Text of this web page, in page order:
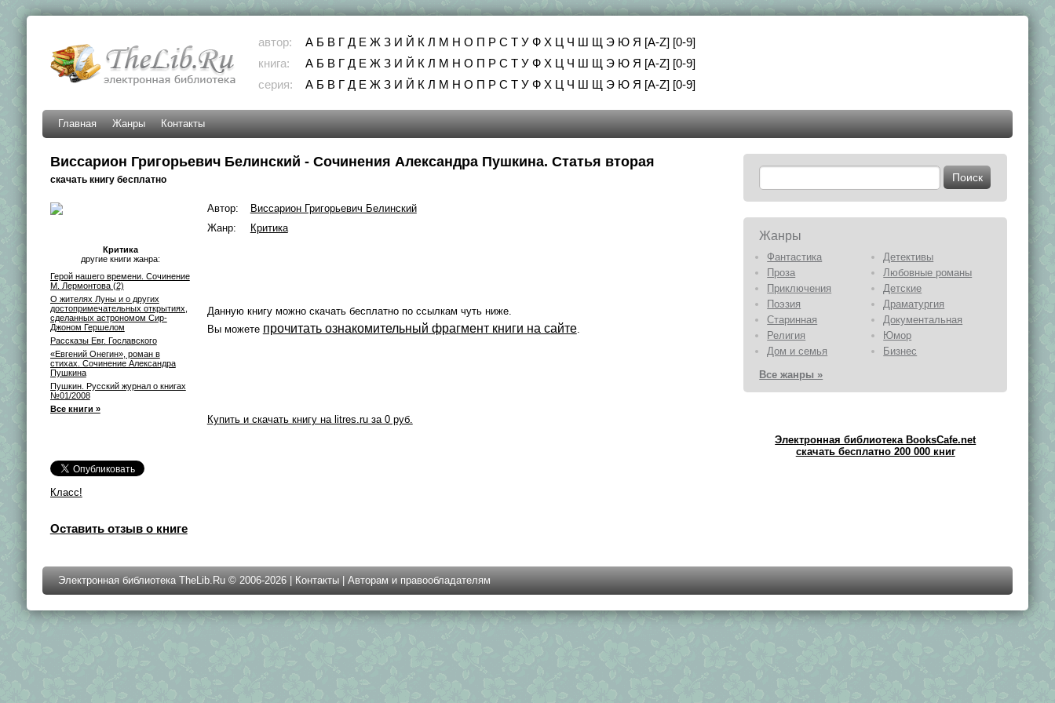
автор: А Б В Г Д Е Ж З И Й К Л М Н О П Р С Т У Ф Х Ц Ч Ш Щ Э Ю Я [A-Z] [0-9]
книга:
А Б В Г Д Е Ж З И Й К Л М Н О П Р С Т У Ф Х Ц Ч Ш Щ Э Ю Я [A-Z] [0-9]
серия:
А Б В Г Д Е Ж З И Й К Л М Н О П Р С Т У Ф Х Ц Ч Ш Щ Э Ю Я [A-Z] [0-9]
Главная Жанры Контакты
Виссарион Григорьевич Белинский - Сочинения Александра Пушкина. Статья вторая
скачать книгу бесплатно
Критика
другие книги жанра:
Герой нашего времени. Сочинение
М. Лермонтова (2)
О жителях Луны и о других
достопримечательных открытиях,
сделанных астрономом Сир-
Джоном Гершелом
Рассказы Евг. Гославского
«Евгений Онегин», роман в
стихах. Сочинение Александра
Пушкина
Пушкин. Русский журнал о книгах
№01/2008
Все книги »
Класс!
Автор:
Виссарион Григорьевич Белинский
Жанр:
Критика
Данную книгу можно скачать бесплатно по ссылкам чуть ниже.
Вы можете прочитать ознакомительный фрагмент книги на сайте.
Купить и скачать книгу на litres.ru за 0 руб.
Оставить отзыв о книге
Жанры
Фантастика
Детективы
Проза
Любовные романы
Приключения
Детские
Поэзия
Драматургия
Старинная
Документальная
Религия
Юмор
Дом и семья
Бизнес
Все жанры »
Электронная библиотека BooksCafe.net
скачать бесплатно 200 000 книг
Электронная библиотека TheLib.Ru © 2006-2026 | Контакты| Авторам и правообладателям